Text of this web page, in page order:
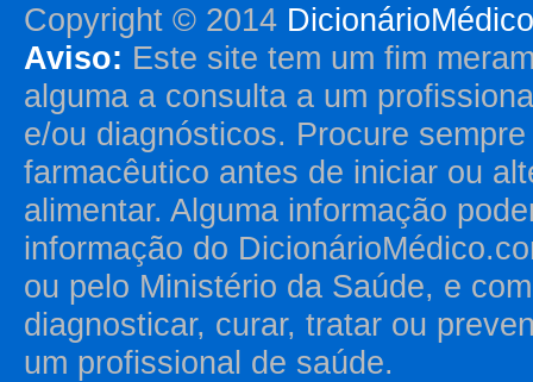
Copyright © 2014
Aviso: Este site tem um fim
alguma a consulta a um
e/ou diagnósticos. Procure
farmacêutico antes de iniciar ou
alimentar. Alguma informação
informação do
ou pelo Ministério da Saúde, e
diagnosticar, curar, tratar ou
um profissional de saúde.